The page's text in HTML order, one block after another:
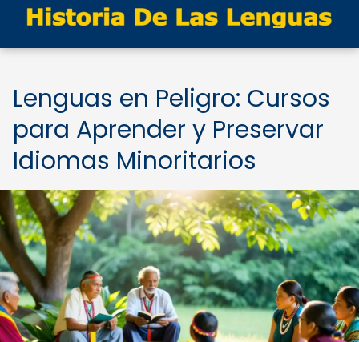
Lenguas en Peligro: Cursos
para Aprender y Preservar
Idiomas Minoritarios